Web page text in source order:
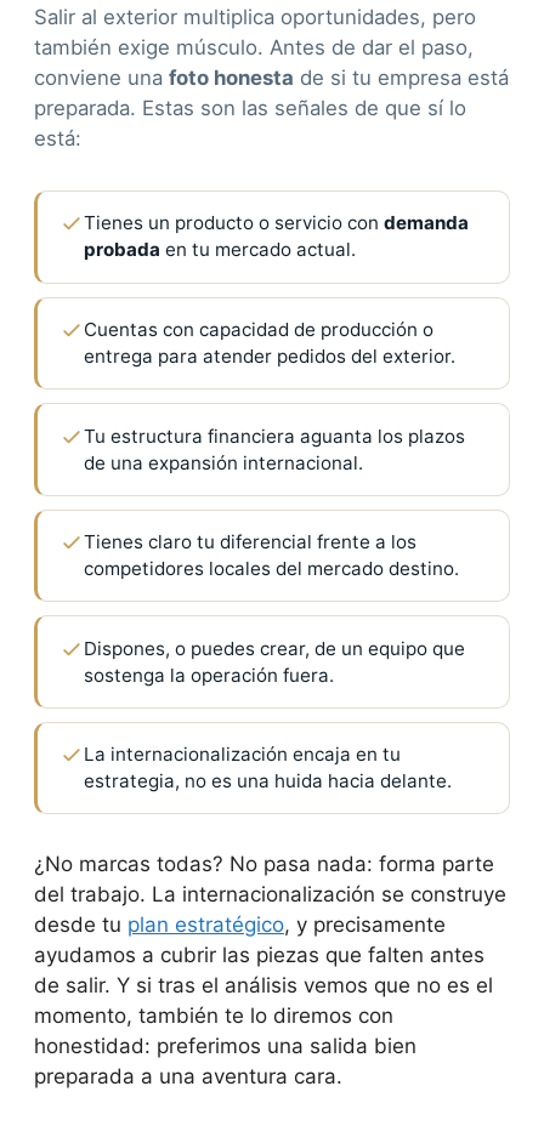
Salir al exterior multiplica oportunidades, pero
también exige músculo. Antes de dar el paso,
conviene una foto honesta de si tu empresa está
preparada. Estas son las señales de que sí lo
está:
Tienes un producto o servicio con demanda
probada en tu mercado actual.
Cuentas con capacidad de producción o
entrega para atender pedidos del exterior.
Tu estructura financiera aguanta los plazos
de una expansión internacional.
Tienes claro tu diferencial frente a los
competidores locales del mercado destino.
Dispones, o puedes crear, de un equipo que
sostenga la operación fuera.
La internacionalización encaja en tu
estrategia, no es una huida hacia delante.
¿No marcas todas? No pasa nada: forma parte
del trabajo. La internacionalización se construye
desde tu plan estratégico, y precisamente
ayudamos a cubrir las piezas que falten antes
de salir. Y si tras el análisis vemos que no es el
momento, también te lo diremos con
honestidad: preferimos una salida bien
preparada a una aventura cara.